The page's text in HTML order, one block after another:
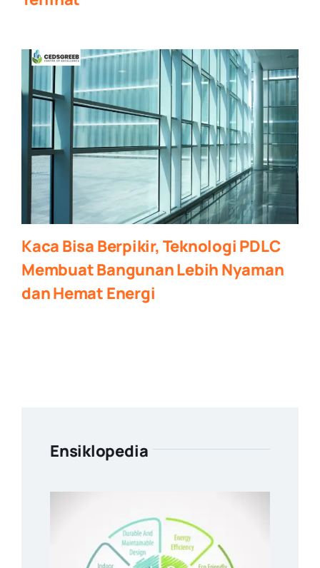
Kaca Bisa Berpikir, Teknologi PDLC
Membuat Bangunan Lebih Nyaman
dan Hemat Energi
Ensiklopedia